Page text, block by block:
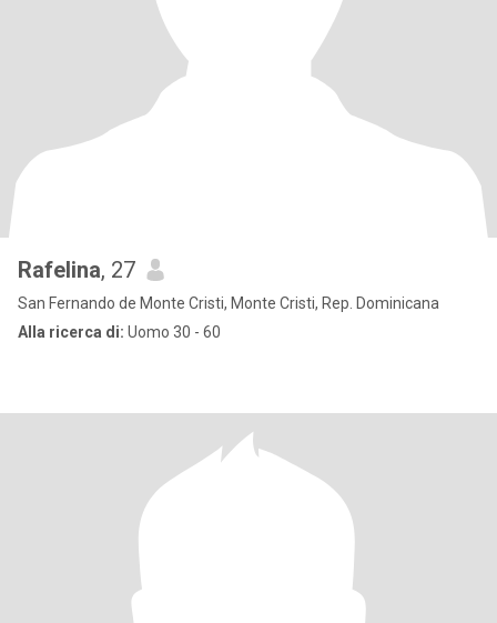
Rafelina, 27
San Fernando de Monte Cristi, Monte Cristi, Rep. Dominicana
Alla ricerca di: Uomo 30 - 60